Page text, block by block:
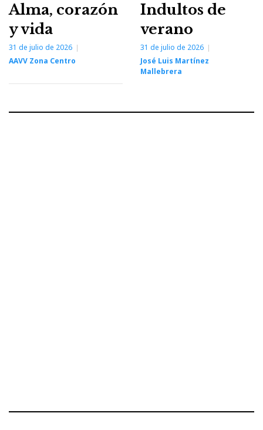
Alma, corazón
y vida
31 de julio de 2026
AAVV Zona Centro
Indultos de
verano
31 de julio de 2026
José Luis Martínez
Mallebrera